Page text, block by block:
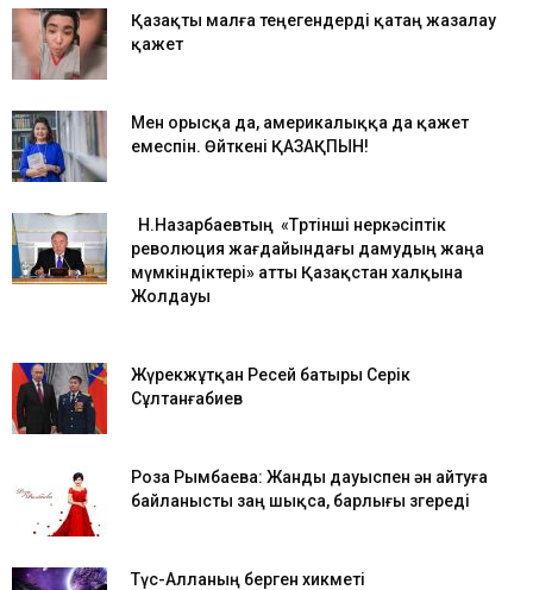
Қазақты малға теңегендерді қатаң жазалау
қажет
Мен орысқа да, америкалыққа да қажет
емеспін. Өйткені ҚАЗАҚПЫН!
Н.Назарбаевтың «Төртінші өнеркәсіптік
революция жағдайындағы дамудың жаңа
мүмкіндіктері» атты Қазақстан халқына
Жолдауы
Жүрекжұтқан Ресей батыры Серік
Сұлтанғабиев
Роза Рымбаева: Жанды дауыспен ән айтуға
байланысты заң шықса, барлығы өзгереді
Түс-Алланың берген хикметі